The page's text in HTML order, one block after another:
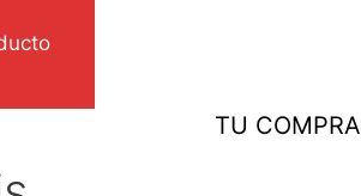
TU COMPRA